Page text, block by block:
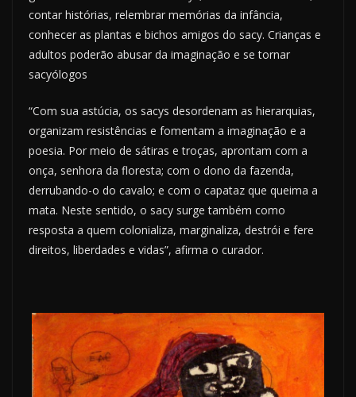
contar histórias, relembrar memórias da infância,
conhecer as plantas e bichos amigos do sacy. Crianças e
adultos poderão abusar da imaginação e se tornar
sacyólogos
“Com sua astúcia, os sacys desordenam as hierarquias,
organizam resistências e fomentam a imaginação e a
poesia. Por meio de sátiras e troças, aprontam com a
onça, senhora da floresta; com o dono da fazenda,
derrubando-o do cavalo; e com o capataz que queima a
mata. Neste sentido, o sacy surge também como
resposta a quem colonializa, marginaliza, destrói e fere
direitos, liberdades e vidas”, afirma o curador.